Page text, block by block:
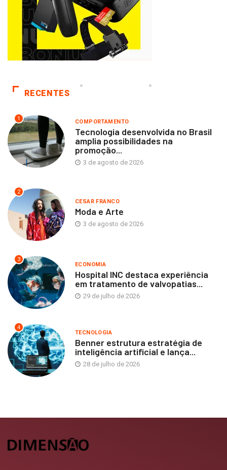
RECENTES
1 COMPORTAMENTO
Tecnologia desenvolvida no Brasil
amplia possibilidades na
promoção...
3 de agosto de 2026
2
CESAR FRANCO
Moda e Arte
3 de agosto de 2026
3
ECONOMIA
Hospital INC destaca experiência
em tratamento de valvopatias...
29 de julho de 2026
4
TECNOLOGIA
Benner estrutura estratégia de
inteligência artificial e lança...
28 de julho de 2026